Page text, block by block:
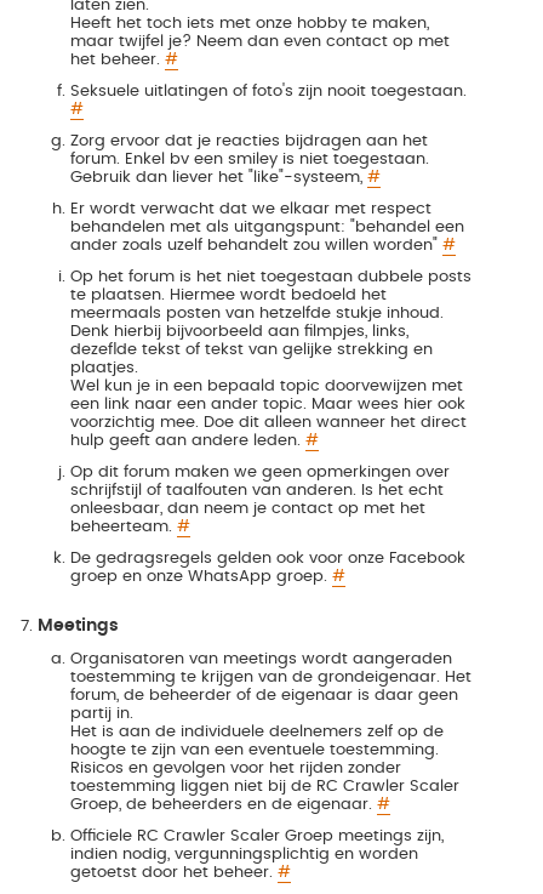
laten zien.
Heeft het toch iets met onze hobby te maken,
maar twijfel je? Neem dan even contact op met
het beheer. #
Seksuele uitlatingen of foto's zijn nooit toegestaan.
#
Zorg ervoor dat je reacties bijdragen aan het
forum. Enkel bv een smiley is niet toegestaan.
Gebruik dan liever het "like"-systeem, #
Er wordt verwacht dat we elkaar met respect
behandelen met als uitgangspunt: "behandel een
ander zoals uzelf behandelt zou willen worden" #
Op het forum is het niet toegestaan dubbele posts
te plaatsen. Hiermee wordt bedoeld het
meermaals posten van hetzelfde stukje inhoud.
Denk hierbij bijvoorbeeld aan filmpjes, links,
dezeflde tekst of tekst van gelijke strekking en
plaatjes.
Wel kun je in een bepaald topic doorvewijzen met
een link naar een ander topic. Maar wees hier ook
voorzichtig mee. Doe dit alleen wanneer het direct
hulp geeft aan andere leden. #
Op dit forum maken we geen opmerkingen over
schrijfstijl of taalfouten van anderen. Is het echt
onleesbaar, dan neem je contact op met het
beheerteam. #
De gedragsregels gelden ook voor onze Facebook
groep en onze WhatsApp groep. #
Meetings
Organisatoren van meetings wordt aangeraden
toestemming te krijgen van de grondeigenaar. Het
forum, de beheerder of de eigenaar is daar geen
partij in.
Het is aan de individuele deelnemers zelf op de
hoogte te zijn van een eventuele toestemming.
Risicos en gevolgen voor het rijden zonder
toestemming liggen niet bij de RC Crawler Scaler
Groep, de beheerders en de eigenaar. #
Officiele RC Crawler Scaler Groep meetings zijn,
indien nodig, vergunningsplichtig en worden
getoetst door het beheer. #